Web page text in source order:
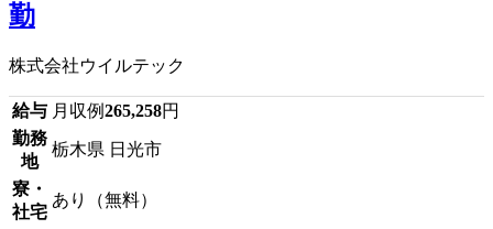
勤
株式会社ウイルテック
給与 月収例265,258円
勤務
地
栃木県 日光市
寮・
社宅
あり（無料）